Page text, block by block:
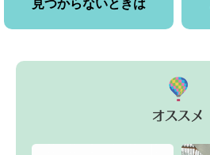
見つからないときは